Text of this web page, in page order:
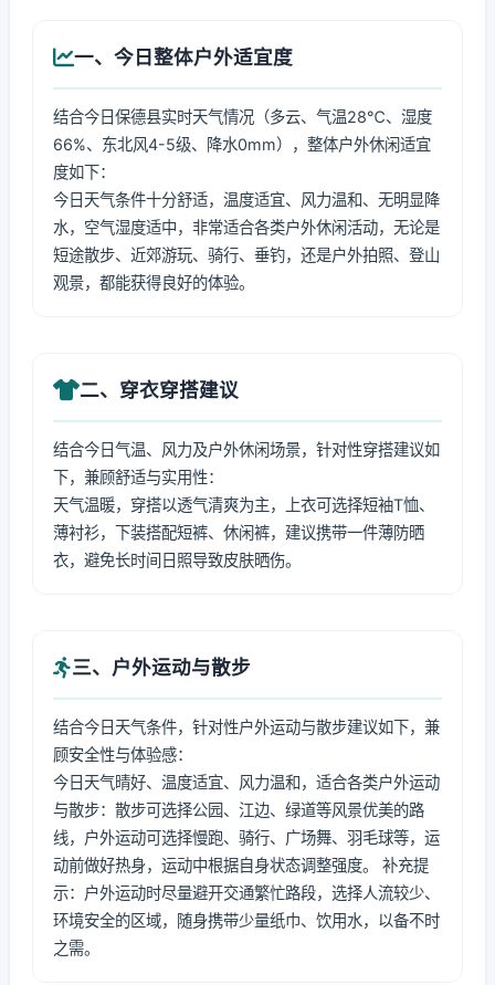
一、今日整体户外适宜度
结合今日保德县实时天气情况（多云、气温28℃、湿度
66%、东北风4-5级、降水0mm），整体户外休闲适宜
度如下：
今日天气条件十分舒适，温度适宜、风力温和、无明显降
水，空气湿度适中，非常适合各类户外休闲活动，无论是
短途散步、近郊游玩、骑行、垂钓，还是户外拍照、登山
观景，都能获得良好的体验。
二、穿衣穿搭建议
结合今日气温、风力及户外休闲场景，针对性穿搭建议如
下，兼顾舒适与实用性：
天气温暖，穿搭以透气清爽为主，上衣可选择短袖T恤、
薄衬衫，下装搭配短裤、休闲裤，建议携带一件薄防晒
衣，避免长时间日照导致皮肤晒伤。
三、户外运动与散步
结合今日天气条件，针对性户外运动与散步建议如下，兼
顾安全性与体验感：
今日天气晴好、温度适宜、风力温和，适合各类户外运动
与散步：散步可选择公园、江边、绿道等风景优美的路
线，户外运动可选择慢跑、骑行、广场舞、羽毛球等，运
动前做好热身，运动中根据自身状态调整强度。 补充提
示：户外运动时尽量避开交通繁忙路段，选择人流较少、
环境安全的区域，随身携带少量纸巾、饮用水，以备不时
之需。